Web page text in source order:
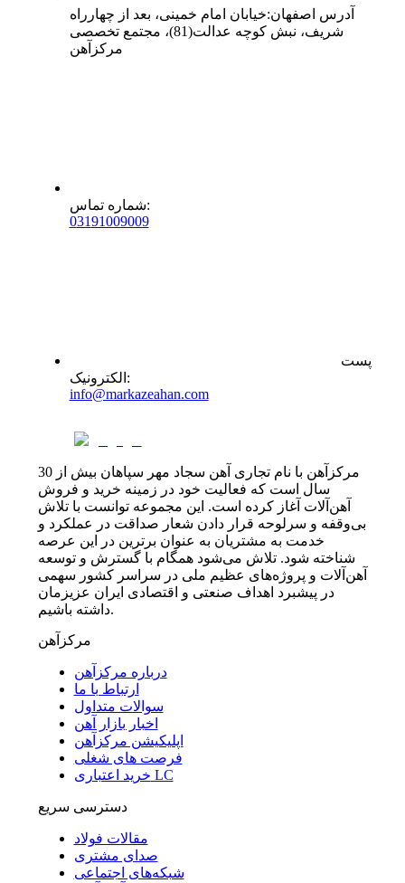
آدرس اصفهان:خیابان امام خمینی، بعد از چهارراه
شریف، نبش کوچه عدالت(81)، مجتمع تخصصی
مرکزآهن
شماره تماس:
03191009009
پست
الکترونیک :
info@markazeahan.com
مرکزآهن با نام تجاری آهن سجاد مهر سپاهان بیش از 30
سال است که فعالیت خود در زمینه خرید و فروش
آهن‌آلات آغاز کرده است. این مجموعه توانست با تلاش
بی‌وقفه و سرلوحه قرار دادن شعار صداقت در عملکرد و
خدمت به مشتریان به عنوان برترین در این عرصه
شناخته شود. تلاش می‌شود همگام با گسترش و توسعه
آهن‌آلات و پروژه‌های عظیم ملی در سراسر کشور سهمی
در پیشبرد اهداف صنعتی و اقتصادی ایران عزیزمان
داشته باشیم.
مرکزآهن
درباره مرکزآهن
ارتباط با ما
سوالات متداول
اخبار بازار آهن
اپلیکیشن مرکزآهن
فرصت های شغلی
خرید اعتباری LC
دسترسی سریع
مقالات فولاد
صدای مشتری
شبکه‌های اجتماعی